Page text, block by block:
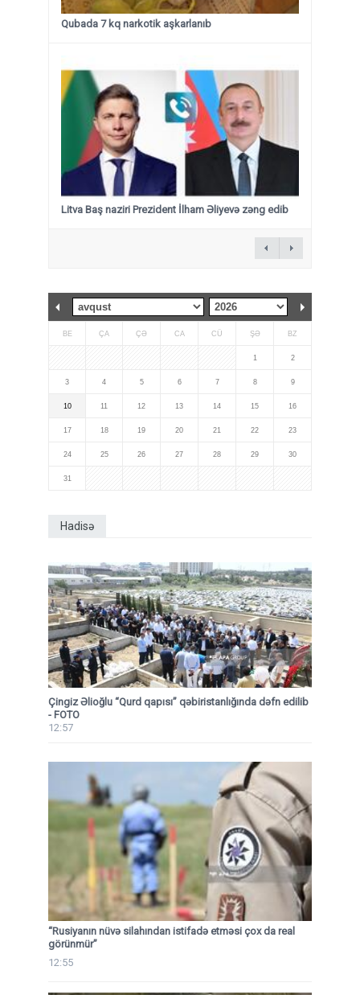
Qubada 7 kq narkotik aşkarlanıb
Litva Baş naziri Prezident İlham Əliyevə zəng edib
BE ÇA ÇƏ CA CÜ ŞƏ BZ
1 2
3 4 5 6 7 8 9
10 11 12 13 14 15 16
17 18 19 20 21 22 23
24 25 26 27 28 29 30
31
Hadisə
Çingiz Əlioğlu “Qurd qapısı” qəbiristanlığında dəfn edilib
- FOTO
12:57
“Rusiyanın nüvə silahından istifadə etməsi çox da real
görünmür”
12:55